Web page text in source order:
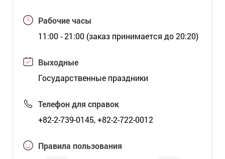
Рабочие часы
11:00 - 21:00 (заказ принимается до 20:20)
Выходные
Государственные праздники
Телефон для справок
+82-2-739-0145, +82-2-722-0012
Правила пользования